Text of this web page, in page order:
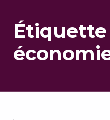
Étiquette